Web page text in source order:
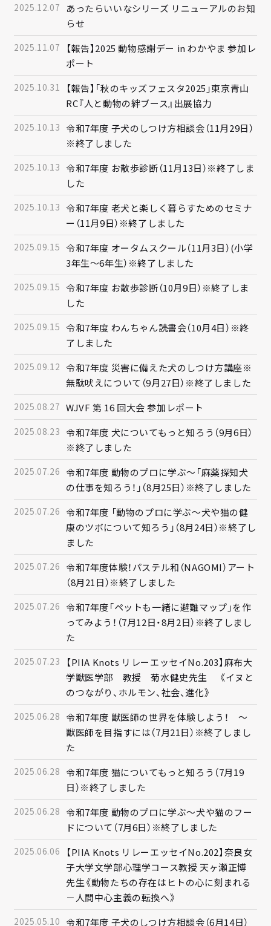
2025.12.07
あったらいいなシリーズ リニューアルのお知
らせ
2025.11.07
【報告】2025 動物感謝デー in わかやま 参加レ
ポート
2025.10.31
【報告】「秋のキッズフェスタ2025」東京青山
RC『人と動物の絆ブース』出展協力
2025.10.13 令和7年度 子犬のしつけ方相談会（11月29日）
※終了しました
2025.10.13 令和7年度 お散歩診断（11月13日）※終了しま
した
2025.10.13 令和7年度 老犬と楽しく暮らすためのセミナ
ー（11月9日）※終了しました
2025.09.15 令和7年度 オータムスクール（11月3日）(小学
3年生～6年生）※終了しました
2025.09.15 令和7年度 お散歩診断（10月9日）※終了しま
した
2025.09.15 令和7年度 わんちゃん読書会（10月4日）※終
了しました
2025.09.12 令和7年度 災害に備えた犬のしつけ方講座※
無駄吠えについて（9月27日）※終了しました
2025.08.27 WJVF 第 16 回大会 参加レポート
2025.08.23 令和7年度 犬についてもっと知ろう（9月6日）
※終了しました
2025.07.26 令和7年度 動物のプロに学ぶ～「麻薬探知犬
の仕事を知ろう！」（8月25日）※終了しました
2025.07.26 令和7年度 「動物のプロに学ぶ～犬や猫の健
康のツボについて知ろう」（8月24日）※終了し
ました
2025.07.26 令和7年度体験！パステル和（NAGOMI）アート
（8月21日）※終了しました
2025.07.26 令和7年度「ペットも一緒に避難マップ」を作
ってみよう！（7月12日・8月2日）※終了しまし
た
2025.07.23
【PIIA Knots リレーエッセイNo.203】麻布大
学獣医学部 教授 菊水健史先生 《イヌと
のつながり、ホルモン、社会、進化》
2025.06.28 令和7年度 獣医師の世界を体験しよう！ ～
獣医師を目指すには（7月21日）※終了しまし
た
2025.06.28 令和7年度 猫についてもっと知ろう（7月19
日）※終了しました
2025.06.28 令和7年度 動物のプロに学ぶ～犬や猫のフー
ドについて（7月6日）※終了しました
2025.06.06
【PIIA Knots リレーエッセイNo.202】奈良女
子大学文学部心理学コース教授 天ヶ瀬正博
先生《動物たちの存在はヒトの心に刻まれる
－人間中心主義の転換へ》
2025.05.10 令和7年度 子犬のしつけ方相談会（6月14日）